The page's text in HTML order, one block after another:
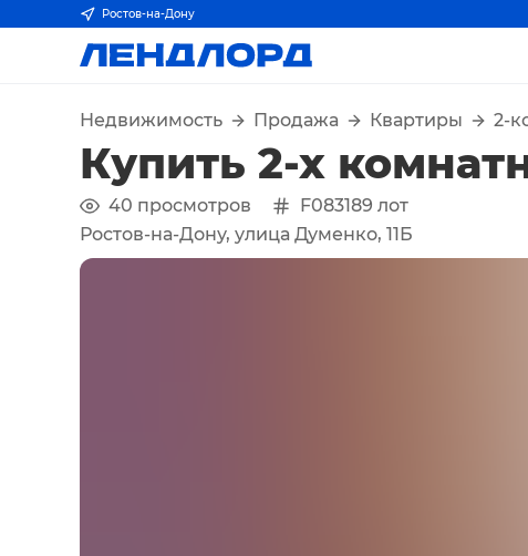
Ростов-на-Дону
Недвижимость Продажа Квартиры 2-
Купить 2-х
40 просмотров F083189 лот
Ростов-на-Дону, улица Думенко, 11Б